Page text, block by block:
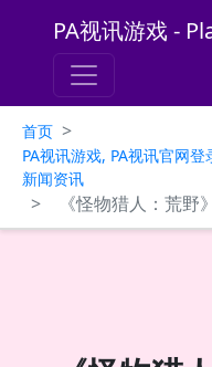
PA视讯游戏 -
首页 >
PA视讯游戏, PA视讯官网
新闻资讯
> 《怪物猎人：荒野